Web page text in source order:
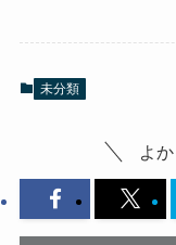
未分類
よ